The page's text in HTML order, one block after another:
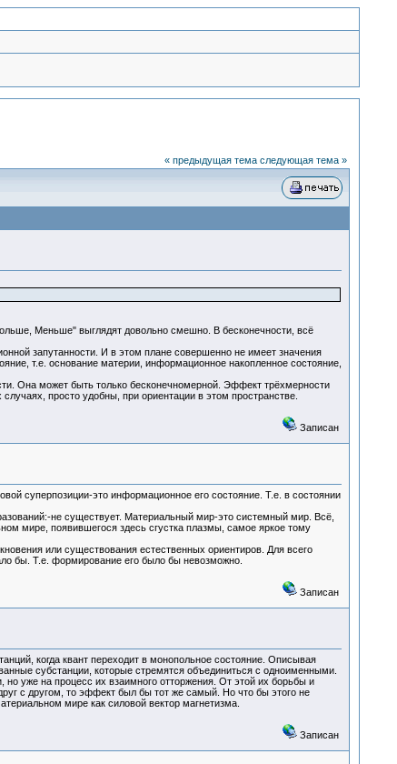
« предыдущая тема следующая тема »
Меньше" выглядят довольно смешно. В бесконечности, всё
запутанности. И в этом плане совершенно не имеет значения
т.е. основание материи, информационное накопленное состояние,
Она может быть только бесконечномерной. Эффект трёхмерности
просто удобны, при ориентации в этом пространстве.
Записан
суперпозиции-это информационное его состояние. Т.е. в состоянии
не существует. Материальный мир-это системный мир. Всё,
мире, появившегося здесь сгустка плазмы, самое яркое тому
или существования естественных ориентиров. Для всего
бы. Т.е. формирование его было бы невозможно.
Записан
когда квант переходит в монопольное состояние. Описывая
субстанции, которые стремятся объединиться с одноименными.
но уже на процесс их взаимного отторжения. От этой их борьбы и
с другом, то эффект был бы тот же самый. Но что бы этого не
мире как силовой вектор магнетизма.
Записан